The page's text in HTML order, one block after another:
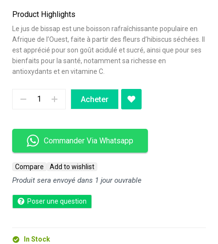
Product Highlights
Le jus de bissap est une boisson rafraîchissante populaire en
Afrique de l’Ouest, faite à partir des fleurs d’hibiscus séchées. Il
est apprécié pour son goût acidulé et sucré, ainsi que pour ses
bienfaits pour la santé, notamment sa richesse en
antioxydants et en vitamine C.
Acheter
Commander Via Whatsapp
Compare Add to wishlist
Produit sera envoyé dans 1 jour ouvrable
Poser une question
In Stock